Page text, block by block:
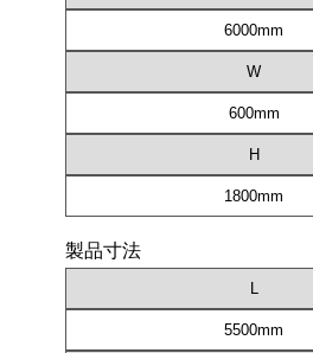
6000mm
W
600mm
H
1800mm
製品寸法
L
5500mm